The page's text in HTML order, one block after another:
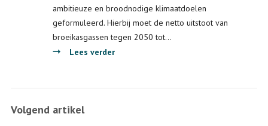
ambitieuze en broodnodige klimaatdoelen
geformuleerd. Hierbij moet de netto uitstoot van
broeikasgassen tegen 2050 tot…
Lees verderover
Volgend artikel